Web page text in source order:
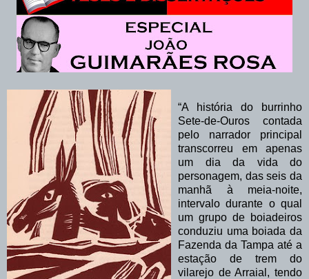
“A história do burrinho
Sete-de-Ouros contada
pelo narrador principal
transcorreu em apenas
um dia da vida do
personagem, das seis da
manhã à meia-noite,
intervalo durante o qual
um grupo de boiadeiros
conduziu uma boiada da
Fazenda da Tampa até a
estação de trem do
vilarejo de Arraial, tendo